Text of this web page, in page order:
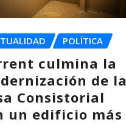
POLÍTICA
culmina la
de la
Consistorial
un edificio más